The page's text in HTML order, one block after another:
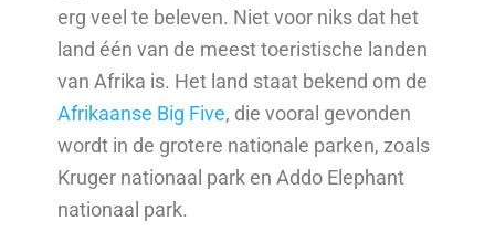
erg veel te beleven. Niet voor niks dat het
land één van de meest toeristische landen
van Afrika is. Het land staat bekend om de
Afrikaanse Big Five, die vooral gevonden
wordt in de grotere nationale parken, zoals
Kruger nationaal park en Addo Elephant
nationaal park.